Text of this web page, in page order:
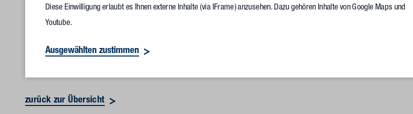
Aufzüge, die auch für Liegendtransporte geeignet sind, und zwei unabhängige Treppenhäuser erlauben eine optimale
zurück zur Übersicht
Diese Einwilligung erlaubt es Ihnen externe Inhalte (via IFrame) anzusehen. Dazu gehören Inhalte von Google Maps und
Youtube.
Ausgewählten zustimmen